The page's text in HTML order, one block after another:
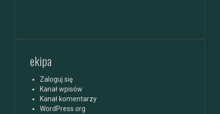
ekipa
Zaloguj się
Kanał wpisów
Kanał komentarzy
WordPress.org